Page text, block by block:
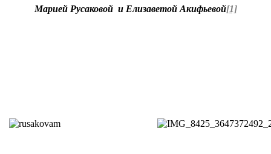
Марией Русаковой и Елизаветой Акифьевой[1]